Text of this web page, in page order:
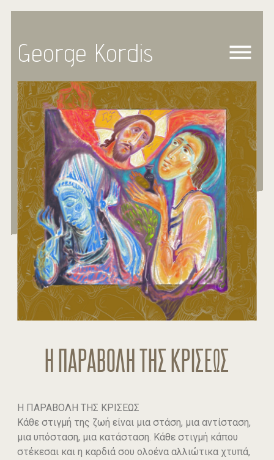
George Kordis
Η ΠΑΡΑΒΟΛΗ ΤΗΣ ΚΡΙΣΕΩΣ
Η ΠΑΡΑΒΟΛΗ ΤΗΣ ΚΡΙΣΕΩΣ
Κάθε στιγμή της ζωή είναι μια στάση, μια αντίσταση,
μια υπόσταση, μια κατάσταση. Κάθε στιγμή κάπου
στέκεσαι και η καρδιά σου ολοένα αλλιώτικα χτυπά,